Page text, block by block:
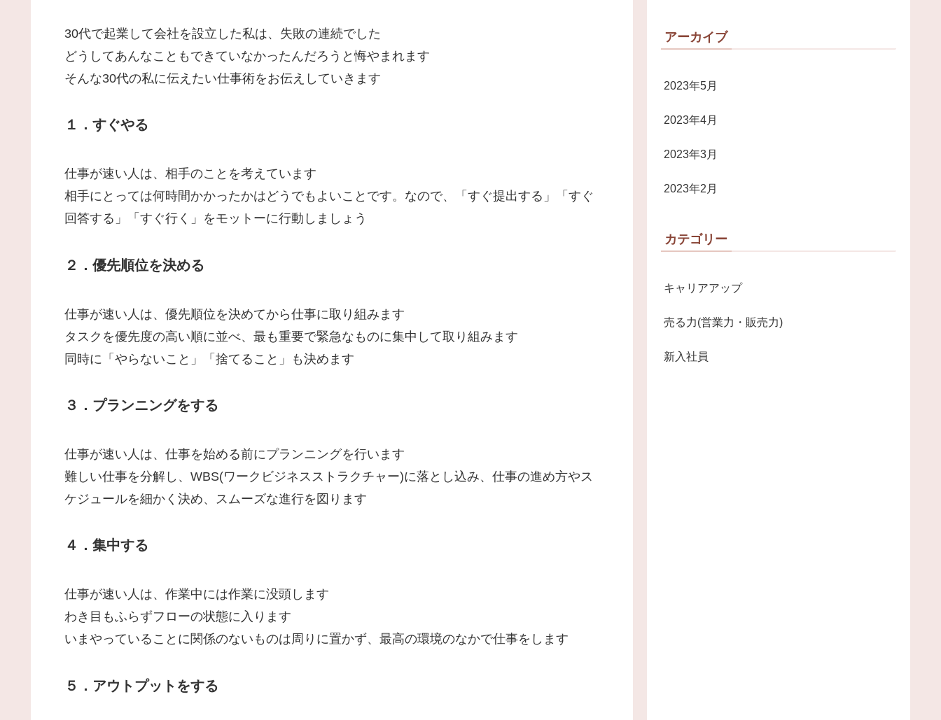
30代で起業して会社を設立した私は、失敗の連続でした
どうしてあんなこともできていなかったんだろうと悔やまれます
そんな30代の私に伝えたい仕事術をお伝えしていきます
１．すぐやる
仕事が速い人は、相手のことを考えています
相手にとっては何時間かかったかはどうでもよいことです。なので、「すぐ提出する」「すぐ
回答する」「すぐ行く」をモットーに行動しましょう
２．優先順位を決める
仕事が速い人は、優先順位を決めてから仕事に取り組みます
タスクを優先度の高い順に並べ、最も重要で緊急なものに集中して取り組みます
同時に「やらないこと」「捨てること」も決めます
３．プランニングをする
仕事が速い人は、仕事を始める前にプランニングを行います
難しい仕事を分解し、WBS(ワークビジネスストラクチャー)に落とし込み、仕事の進め方やス
ケジュールを細かく決め、スムーズな進行を図ります
４．集中する
仕事が速い人は、作業中には作業に没頭します
わき目もふらずフローの状態に入ります
いまやっていることに関係のないものは周りに置かず、最高の環境のなかで仕事をします
５．アウトプットをする
アーカイブ
2023年5月
2023年4月
2023年3月
2023年2月
カテゴリー
キャリアアップ
売る力(営業力・販売力)
新入社員